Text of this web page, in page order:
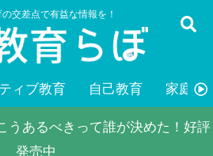
交差点で有益な情報を！
ィブ教育 自己教育 家庭教
うあるべきって誰が決めた！好評
発売中